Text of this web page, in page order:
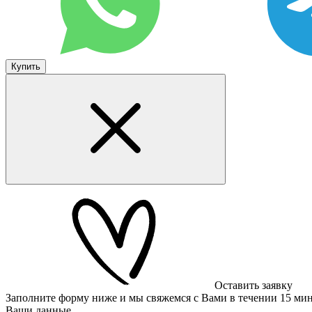
Купить
Оставить заявку
Заполните форму ниже и мы свяжемся с Вами в течении 15